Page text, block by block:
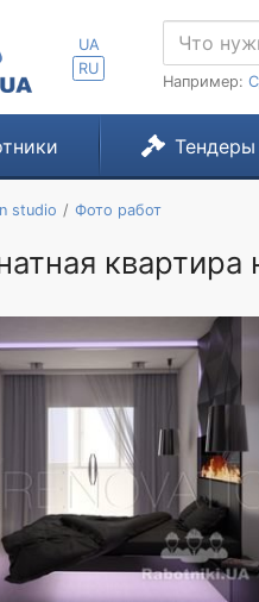
UA
RU
Например:
Тендеры
studio Фото работ
квартира